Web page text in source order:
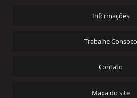
IMPRESSÃO HOT STAMPING PREÇO
Informações
Trabalhe Consoco
Contato
Mapa do site